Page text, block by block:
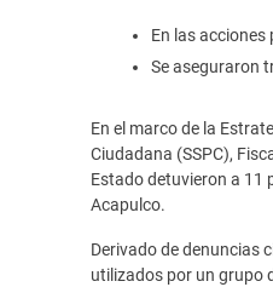
En las acciones
Se aseguraron
En el marco de la
Ciudadana (SSPC),
Estado detuvieron a 11
Acapulco.
Derivado de denuncias
utilizados por un grupo